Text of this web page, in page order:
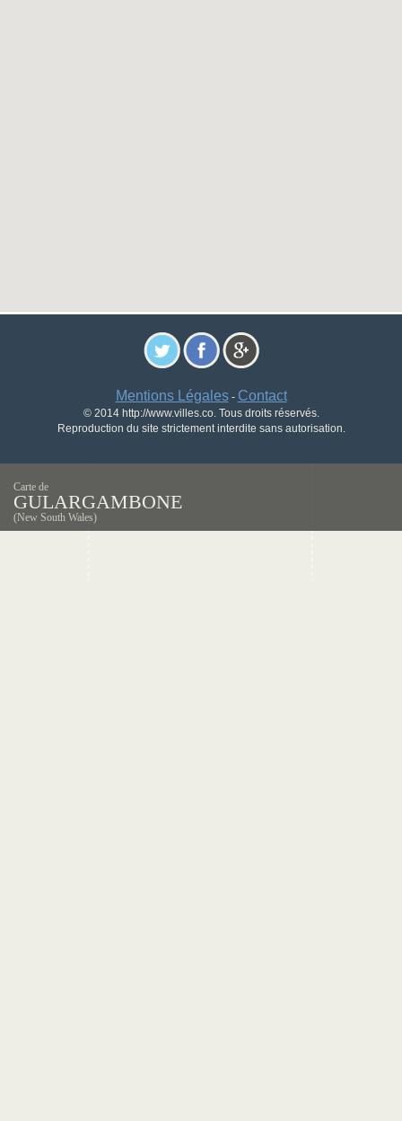
Mentions Légales- Contact
© 2014 http://www.villes.co. Tous droits réservés.
Reproduction du site strictement interdite sans autorisation.
Carte de
GULARGAMBONE
(New South Wales)